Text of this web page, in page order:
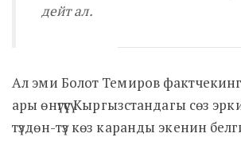
дейт ал.
Ал эми Болот Темиров
ары өнүгүүсү Кыргызстандагы сөз
түздөн-түз көз каранды экенин